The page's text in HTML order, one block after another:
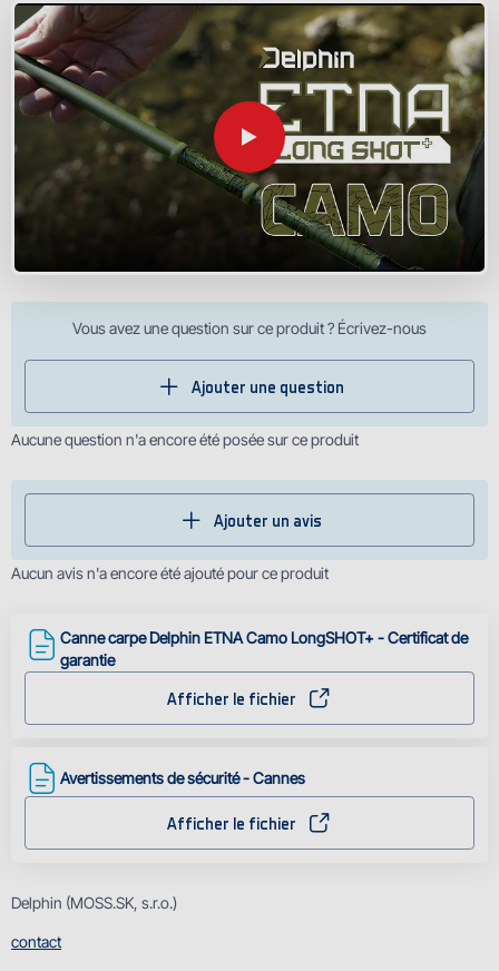
Vous avez une question sur ce produit ? Écrivez-nous
Ajouter une question
Aucune question n'a encore été posée sur ce produit
Ajouter un avis
Aucun avis n'a encore été ajouté pour ce produit
Canne carpe Delphin ETNA Camo LongSHOT+ - Certificat de
garantie
Afficher le fichier
Avertissements de sécurité - Cannes
Afficher le fichier
Delphin (MOSS.SK, s.r.o.)
contact